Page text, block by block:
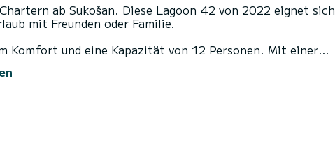
ab Sukošan. Diese Lagoon 42 von 2022 eignet sich
mit Freunden oder Familie.
Komfort und eine Kapazität von 12 Personen. Mit einer
von Sukošan zu verbringen.
4 Toiletten mit Dusche
Großsegel und einem Rollgenua ausgestattet. Es